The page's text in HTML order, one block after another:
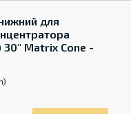
для
30" Matrix Cone -